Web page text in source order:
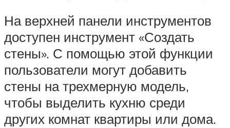
На верхней панели инструментов
доступен инструмент «Создать
стены». С помощью этой функции
пользователи могут добавить
стены на трехмерную модель,
чтобы выделить кухню среди
других комнат квартиры или дома.